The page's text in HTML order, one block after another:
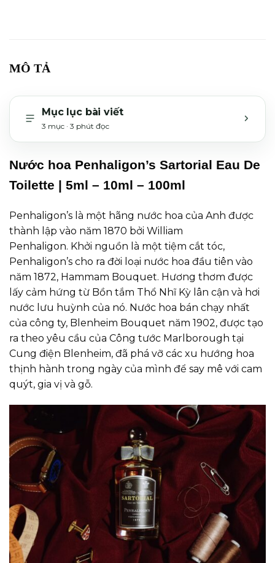
MÔ TẢ
Mục lục bài viết
3 mục · 3 phút đọc
Nước hoa Penhaligon’s Sartorial Eau De
Toilette | 5ml – 10ml – 100ml
Penhaligon’s là một hãng nước hoa của Anh được
thành lập vào năm 1870 bởi William
Penhaligon. Khởi nguồn là một tiệm cắt tóc,
Penhaligon’s cho ra đời loại nước hoa đầu tiên vào
năm 1872, Hammam Bouquet. Hương thơm được
lấy cảm hứng từ Bồn tắm Thổ Nhĩ Kỳ lân cận và hơi
nước lưu huỳnh của nó. Nước hoa bán chạy nhất
của công ty, Blenheim Bouquet năm 1902, được tạo
ra theo yêu cầu của Công tước Marlborough tại
Cung điện Blenheim, đã phá vỡ các xu hướng hoa
thịnh hành trong ngày của mình để say mê với cam
quýt, gia vị và gỗ.